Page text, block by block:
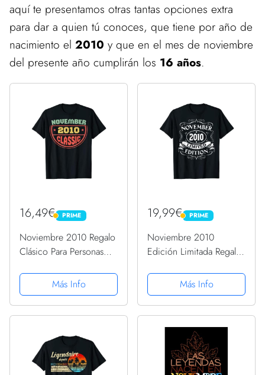
aquí te presentamos otras tantas opciones extra
para dar a quien tú conoces, que tiene por año de
nacimiento el 2010 y que en el mes de noviembre
del presente año cumplirán los 16 años.
16,49€ PRIME
PRIME
Noviembre 2010 Regalo
Clásico Para Personas
2010 Camiseta
Más Info
19,99€ PRIME
PRIME
Noviembre 2010
Edición Limitada Regalo
2010 Camiseta
Más Info